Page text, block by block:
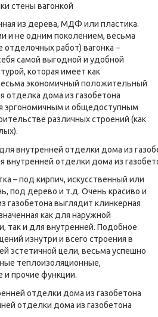
стены вагонкой
из дерева, МДФ или пластика.
и не одним поколением, весьма
отделочных работ) вагонка −
самой выгодной и удобной
которая имеет как
экономичный положительный
отделка дома из газобетона
эргономичным и общедоступным
различных строений (как
внутренней отделки дома из
– под кирпич, искусственный или
под дерево и т.д. Очень красиво и
газобетона выглядит клинкерная
как для наружной
так и для внутренней. Подобное
изнутри и всего строения в
эстетичной цели, весьма успешно
теплоизоляционные,
прочие функции.
отделки дома из газобетона